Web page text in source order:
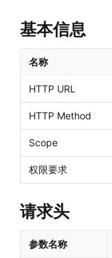
基本信息
名称
HTTP URL
HTTP Method
Scope
权限要求
请求头
参数名称